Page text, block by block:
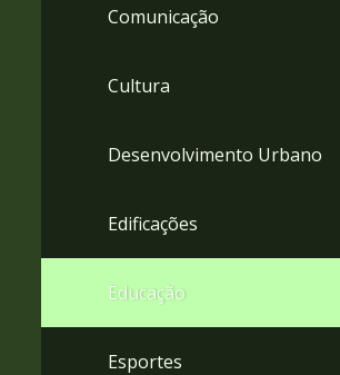
Comunicação
Cultura
Desenvolvimento Urbano
Edificações
Educação
Esportes